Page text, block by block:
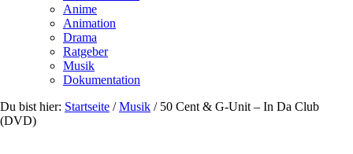
Anime
Animation
Drama
Ratgeber
Musik
Dokumentation
Du bist hier: Startseite / Musik /50 Cent & G-Unit – In Da Club
(DVD)